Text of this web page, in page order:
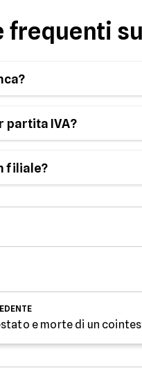
frequenti
partita IVA?
filiale?
online